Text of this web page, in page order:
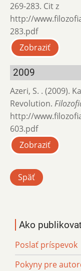
269-283. Cit z
http://
283.pdf
Zobraziť
2009
Azeri, S. . (2009).
Revolution.
http://
603.pdf
Zobraziť
Späť
Ako
Poslať príspevok
Pokyny pre